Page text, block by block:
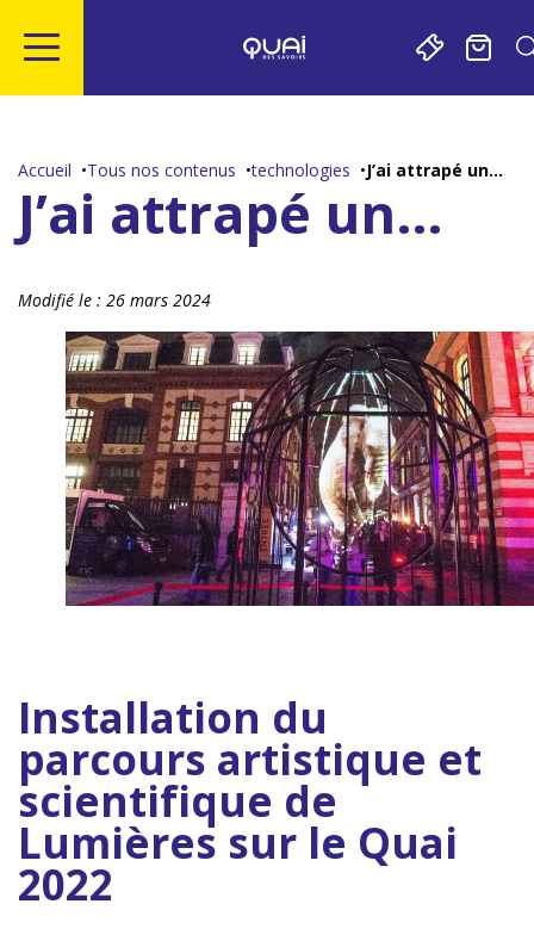
contenu
recherche
Accueil Tous nos contenus technologies J’ai attrapé un…
J’ai attrapé un…
Modifié le : 26 mars 2024
Installation du
parcours artistique et
scientifique de
Lumières sur le Quai
2022